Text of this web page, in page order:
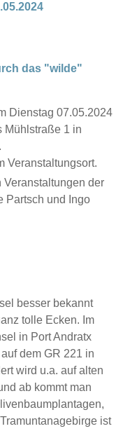
das "wilde"
Dienstag 07.05.2024
Mühlstraße 1 in
Veranstaltungsort.
der
Partsch und Ingo
besser bekannt
tolle Ecken. Im
in Port Andratx
dem GR 221 in
wird u.a. auf alten
ab kommt man
ist